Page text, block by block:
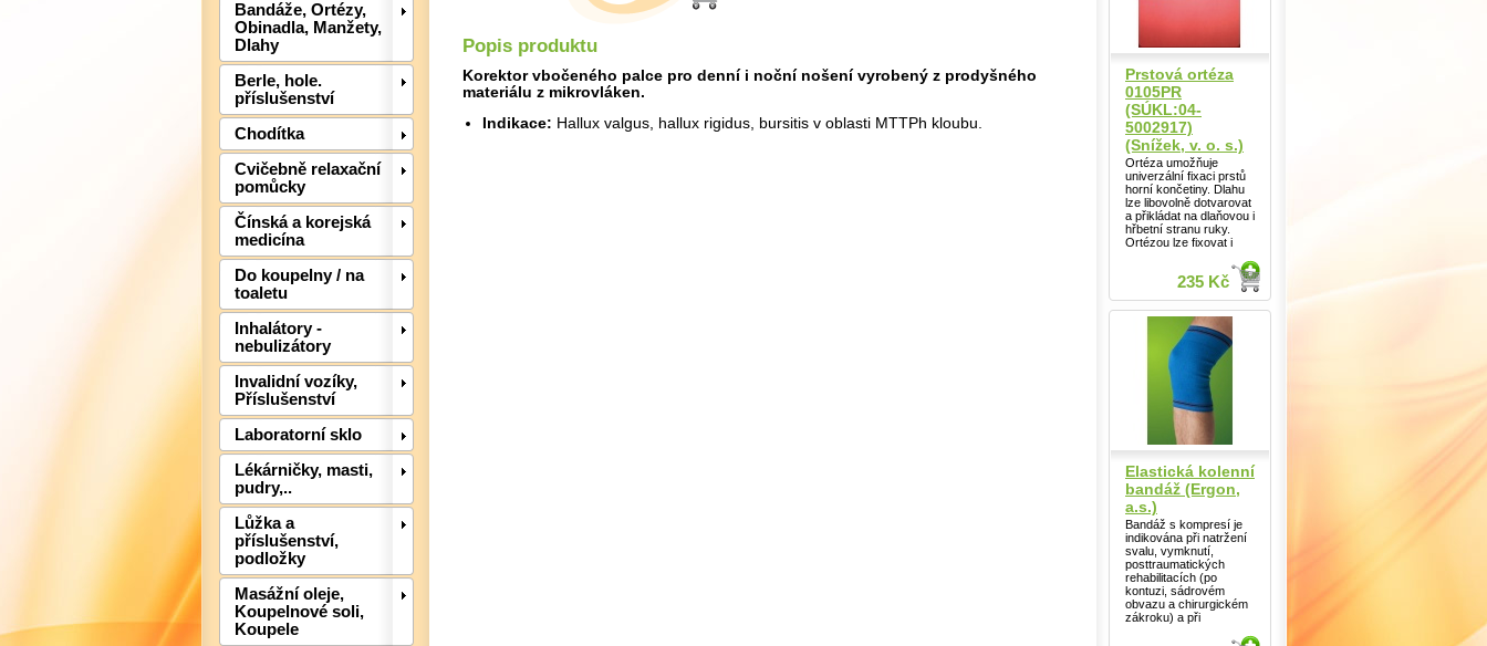
Bandáže, Ortézy,
Obinadla, Manžety,
Dlahy
Berle, hole.
příslušenství
Chodítka
Cvičebně relaxační
pomůcky
Čínská a korejská
medicína
Do koupelny / na
toaletu
Inhalátory -
nebulizátory
Invalidní vozíky,
Příslušenství
Laboratorní sklo
Lékárničky, masti,
pudry,..
Lůžka a
příslušenství,
podložky
Masážní oleje,
Koupelnové soli,
Koupele
Popis produktu
Korektor vbočeného palce pro denní i noční nošení vyrobený z prodyšného
materiálu z mikrovláken.
Indikace: Hallux valgus, hallux rigidus, bursitis v oblasti MTTPh kloubu.
Prstová ortéza
0105PR
(SÚKL:04-
5002917)
(Snížek, v. o. s.)
Ortéza umožňuje
univerzální fixaci prstů
horní končetiny. Dlahu
lze libovolně dotvarovat
a přikládat na dlaňovou i
hřbetní stranu ruky.
Ortézou lze fixovat i
235 Kč
Elastická kolenní
bandáž (Ergon,
a.s.)
Bandáž s kompresí je
indikována při natržení
svalu, vymknutí,
posttraumatických
rehabilitacích (po
kontuzi, sádrovém
obvazu a chirurgickém
zákroku) a při